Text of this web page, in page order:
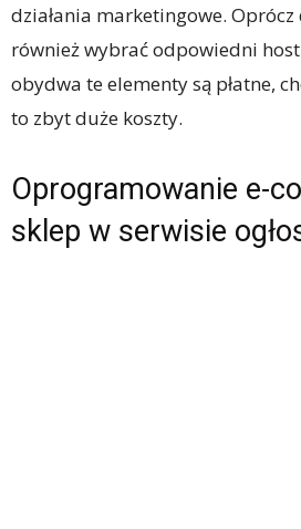
działania marketingowe.
również wybrać odpowiedni
obydwa te elementy są płatne,
to zbyt duże koszty.
Oprogramowanie e-
sklep w serwisie